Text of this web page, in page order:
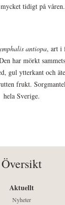
mycket tidigt på våren.
antiopa, art i
har mörkt
gul ytterkant och
frukt.
hela Sverige.
Översikt
Aktuellt
Nyheter